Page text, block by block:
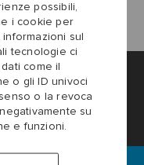
possibili,
i cookie per
sul
tecnologie ci
come il
o gli ID univoci
o la revoca
su
e funzioni.